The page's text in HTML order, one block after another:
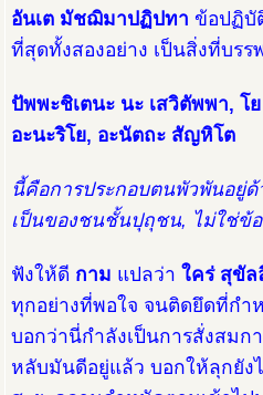
อันเต มัชฌิมาปฏิปทา ข้อปฏิบั
ที่สุดทั้งสองอย่าง เป็นสิ่งที่บรร
ปัพพะชิเตนะ นะ เสวิตัพพา,
อะนะริโย, อะนัตถะ สัญหิโต
นี้คือการประกอบตนพัวพันอยู่
เป็นของชนชั้นปุถุชน, ไม่ใช่ข้อ
ฟังให้ดี กาม แปลว่า ใคร่ สุขัล
ทุกอย่างที่พอใจ จนติดยึดที่กำ
บอกว่านี่กำลังเป็นการสั่งสมก
หลับมันดีอยู่แล้ว บอกให้ลุกยั